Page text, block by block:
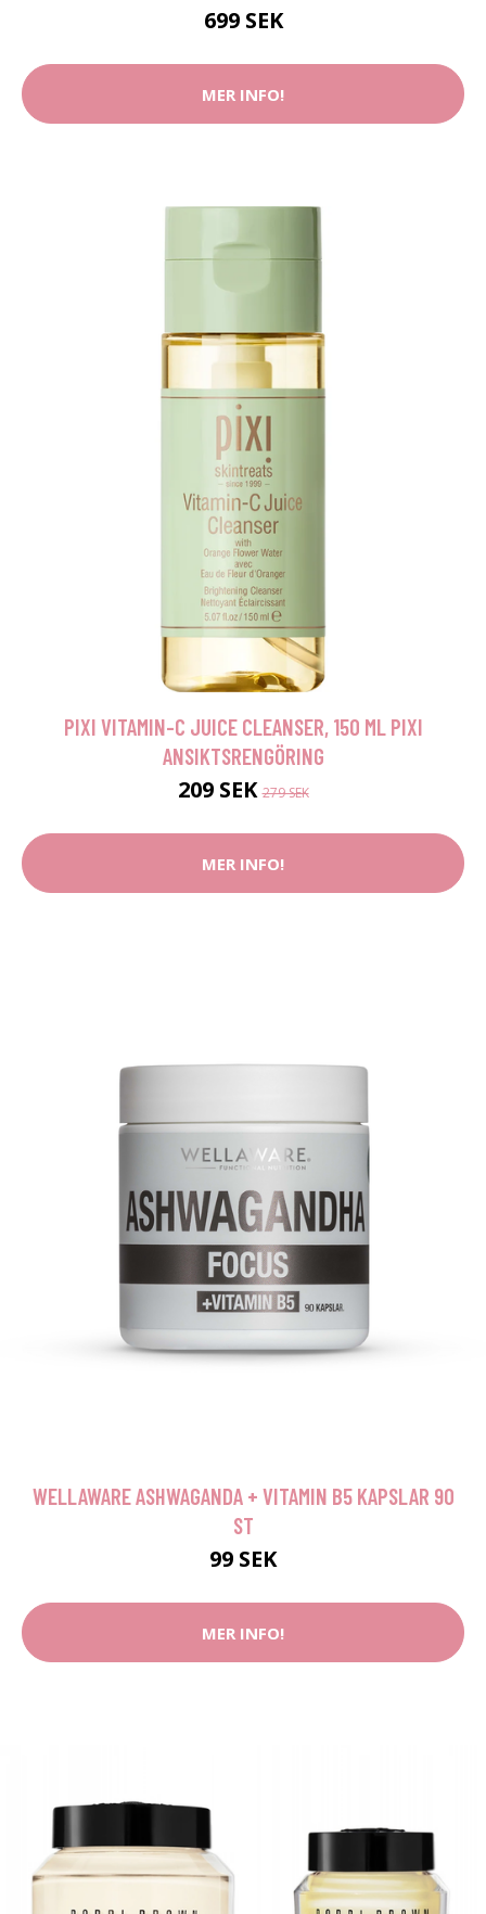
699 SEK
MER INFO!
PIXI VITAMIN-C JUICE CLEANSER, 150 ML PIXI
ANSIKTSRENGÖRING
209 SEK279 SEK
MER INFO!
WELLAWARE ASHWAGANDA + VITAMIN B5 KAPSLAR 90
ST
99 SEK
MER INFO!